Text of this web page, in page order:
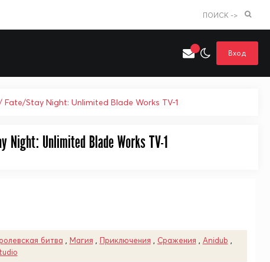
ПОИСК ->
Вход
» Судьба/Ночь Схватки: Бесконечных клинков край ТВ-1 / Fate/Stay Night: Unlimited Blade Works TV-1
Night: Unlimited Blade Works TV-1
битва Магия Приключения Сражения Anidub